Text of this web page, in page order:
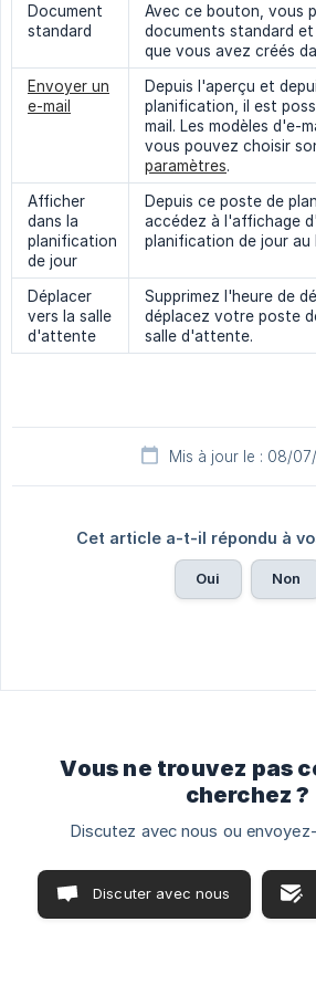
Document
standard
Avec ce bouton, vous
documents standard et
que vous avez créés
Envoyer un
e-mail
Depuis l'aperçu et
planification, il est
mail. Les modèles d'e-
vous pouvez choisir
paramètres.
Afficher
dans la
planification
de jour
Depuis ce poste de
accédez à l'affichage
planification de jour au
Déplacer
vers la salle
d'attente
Supprimez l'heure de
déplacez votre poste
salle d'attente.
Mis à jour le : 08/
Cet article a-t-il répondu à
Oui Non
Vous ne trouvez pas
cherchez ?
Discutez avec nous ou
Discuter avec nous